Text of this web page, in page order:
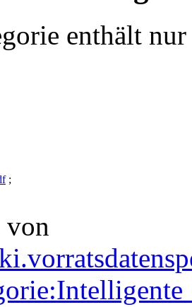
enthält
;
von